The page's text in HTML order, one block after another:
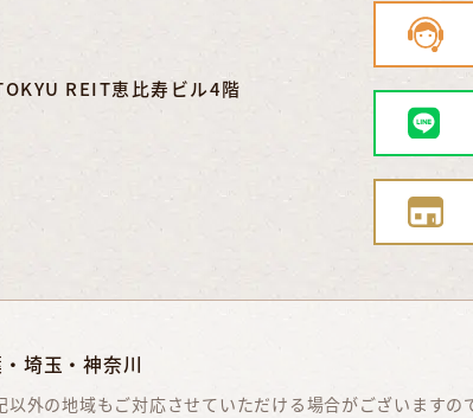
REIT恵比寿ビル4階
埼玉・神奈川
以外の地域もご対応させていただける場合がございますの